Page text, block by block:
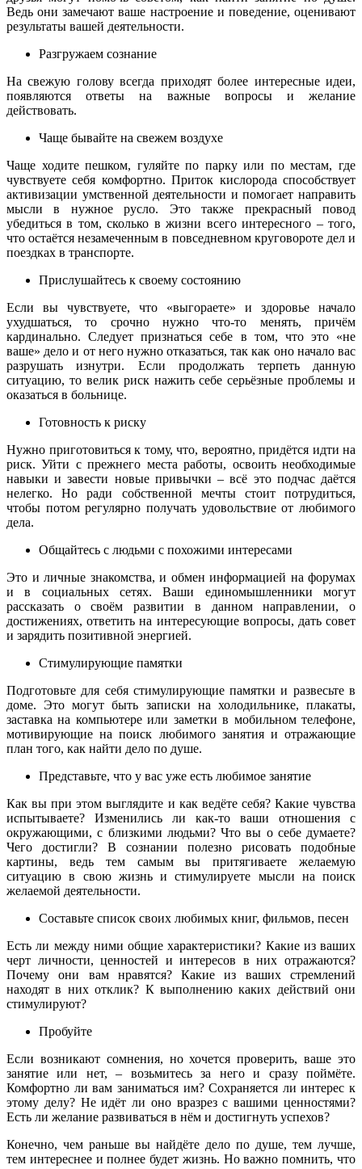
Ведь они замечают ваше настроение и поведение, оценивают
результаты вашей деятельности.
Разгружаем сознание
На свежую голову всегда приходят более интересные идеи,
появляются ответы на важные вопросы и желание
действовать.
Чаще бывайте на свежем воздухе
Чаще ходите пешком, гуляйте по парку или по местам, где
чувствуете себя комфортно. Приток кислорода способствует
активизации умственной деятельности и помогает направить
мысли в нужное русло. Это также прекрасный повод
убедиться в том, сколько в жизни всего интересного – того,
что остаётся незамеченным в повседневном круговороте дел и
поездках в транспорте.
Прислушайтесь к своему состоянию
Если вы чувствуете, что «выгораете» и здоровье начало
ухудшаться, то срочно нужно что-то менять, причём
кардинально. Следует признаться себе в том, что это «не
ваше» дело и от него нужно отказаться, так как оно начало вас
разрушать изнутри. Если продолжать терпеть данную
ситуацию, то велик риск нажить себе серьёзные проблемы и
оказаться в больнице.
Готовность к риску
Нужно приготовиться к тому, что, вероятно, придётся идти на
риск. Уйти с прежнего места работы, освоить необходимые
навыки и завести новые привычки – всё это подчас даётся
нелегко. Но ради собственной мечты стоит потрудиться,
чтобы потом регулярно получать удовольствие от любимого
дела.
Общайтесь с людьми с похожими интересами
Это и личные знакомства, и обмен информацией на форумах
и в социальных сетях. Ваши единомышленники могут
рассказать о своём развитии в данном направлении, о
достижениях, ответить на интересующие вопросы, дать совет
и зарядить позитивной энергией.
Стимулирующие памятки
Подготовьте для себя стимулирующие памятки и развесьте в
доме. Это могут быть записки на холодильнике, плакаты,
заставка на компьютере или заметки в мобильном телефоне,
мотивирующие на поиск любимого занятия и отражающие
план того, как найти дело по душе.
Представьте, что у вас уже есть любимое занятие
Как вы при этом выглядите и как ведёте себя? Какие чувства
испытываете? Изменились ли как-то ваши отношения с
окружающими, с близкими людьми? Что вы о себе думаете?
Чего достигли? В сознании полезно рисовать подобные
картины, ведь тем самым вы притягиваете желаемую
ситуацию в свою жизнь и стимулируете мысли на поиск
желаемой деятельности.
Составьте список своих любимых книг, фильмов, песен
Есть ли между ними общие характеристики? Какие из ваших
черт личности, ценностей и интересов в них отражаются?
Почему они вам нравятся? Какие из ваших стремлений
находят в них отклик? К выполнению каких действий они
стимулируют?
Пробуйте
Если возникают сомнения, но хочется проверить, ваше это
занятие или нет, – возьмитесь за него и сразу поймёте.
Комфортно ли вам заниматься им? Сохраняется ли интерес к
этому делу? Не идёт ли оно вразрез с вашими ценностями?
Есть ли желание развиваться в нём и достигнуть успехов?
Конечно, чем раньше вы найдёте дело по душе, тем лучше,
тем интереснее и полнее будет жизнь. Но важно помнить, что